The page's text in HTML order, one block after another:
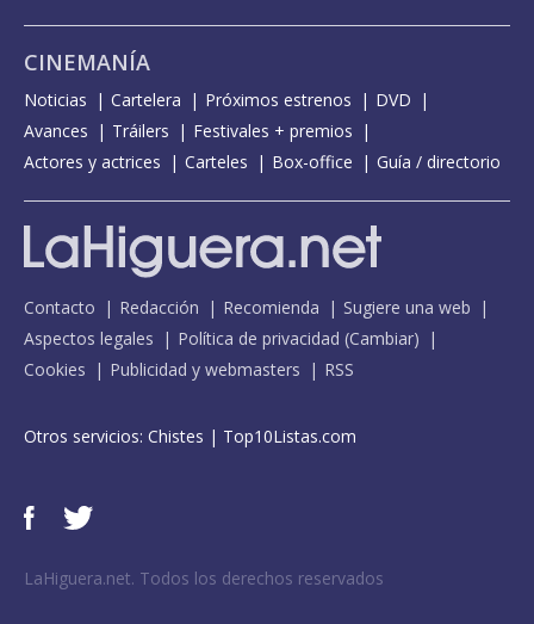
CINEMANÍA
Noticias Cartelera Próximos estrenos
DVD
Avances
Tráilers
Festivales + premios
Actores y actrices
Carteles Box-office Guía / directorio
Contacto Redacción Recomienda
Sugiere una web
Aspectos legales
Política de privacidad (Cambiar)
Cookies
Publicidad y webmasters RSS
Otros servicios: Chistes | Top10Listas.com
LaHiguera.net. Todos los derechos reservados